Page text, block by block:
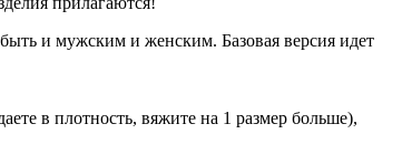
и мужским и женским. Базовая версия идет
в плотность, вяжите на 1 размер больше),